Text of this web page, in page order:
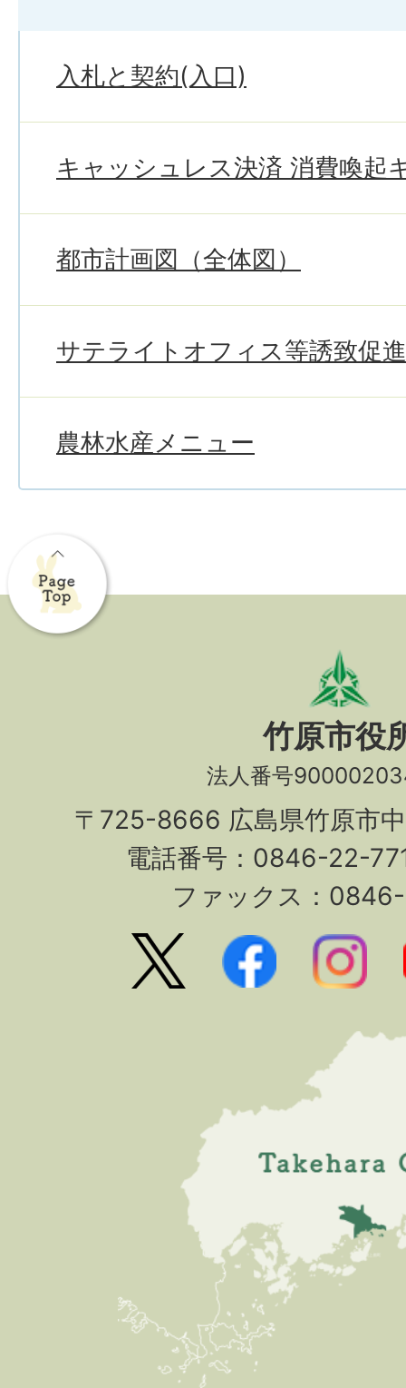
入札と契約(入口)
キャッシュレス決済 消費喚起
都市計画図（全体図）
サテライトオフィス等誘致促
農林水産メニュー
竹原市役
法人番号
〒725-8666 広島県竹原市
電話番号：0846-22-
ファックス：